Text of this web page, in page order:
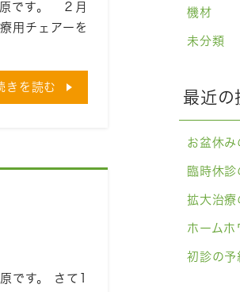
です。 ２月
用チェアーを
きを読む
です。 さて1
機材
未分類
最近の
お盆休み
臨時休診
拡大治療
ホームホ
初診の予